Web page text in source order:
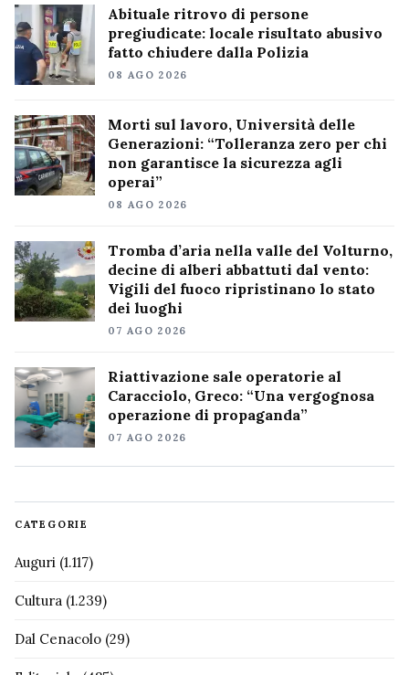
Abituale ritrovo di persone
pregiudicate: locale risultato abusivo
fatto chiudere dalla Polizia
08 AGO 2026
Morti sul lavoro, Università delle
Generazioni: “Tolleranza zero per chi
non garantisce la sicurezza agli
operai”
08 AGO 2026
Tromba d’aria nella valle del Volturno,
decine di alberi abbattuti dal vento:
Vigili del fuoco ripristinano lo stato
dei luoghi
07 AGO 2026
Riattivazione sale operatorie al
Caracciolo, Greco: “Una vergognosa
operazione di propaganda”
07 AGO 2026
CATEGORIE
Auguri (1.117)
Cultura (1.239)
Dal Cenacolo (29)